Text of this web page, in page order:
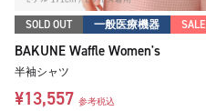
SOLD OUT 一般医療機器 SALE
BAKUNE Waffle Women's
半袖シャツ
¥13,557 参考税込